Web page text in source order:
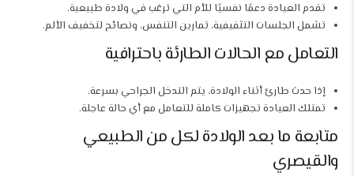
تقدم العيادة دعمًا نفسيًا للأم التي ترغب في ولادة طبيعية.
تشمل الجلسات التثقيفية، تمارين التنفس، ونصائح لتخفيف الألم.
التعامل مع الحالات الطارئة باحترافية
إذا حدث طارئ أثناء الولادة، يتم التدخل الجراحي بسرعة.
تمتلك العيادة تجهيزات كاملة للتعامل مع أي حالة عاجلة.
متابعة ما بعد الولادة لكل من الطبيعي
والقيصري